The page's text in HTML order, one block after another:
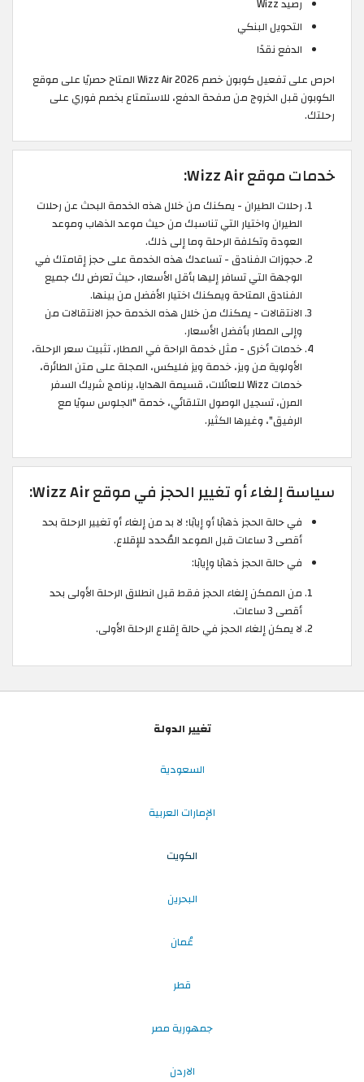
رصيد Wizz
التحويل البنكي
الدفع نقدًا
احرص على تفعيل كوبون خصم Wizz Air 2026 المتاح حصريًا على موقع
الكوبون قبل الخروج من صفحة الدفع، للاستمتاع بخصم فوري على
رحلتك.
خدمات موقع Wizz Air:
رحلات الطيران - يمكنك من خلال هذه الخدمة البحث عن رحلات
الطيران واختيار التي تناسبك من حيث موعد الذهاب وموعد
العودة وتكلفة الرحلة وما إلى ذلك.
حجوزات الفنادق - تساعدك هذه الخدمة على حجز إقامتك في
الوجهة التي تسافر إليها بأقل الأسعار، حيث تعرض لك جميع
الفنادق المتاحة ويمكنك اختيار الأفضل من بينها.
الانتقالات - يمكنك من خلال هذه الخدمة حجز الانتقالات من
وإلى المطار بأفضل الأسعار.
خدمات أخرى - مثل خدمة الراحة في المطار، تثبيت سعر الرحلة،
الأولوية من ويز، خدمة ويز فليكس، المجلة على متن الطائرة،
خدمات Wizz للعائلات، قسيمة الهدايا، برنامج شريك السفر
المرن، تسجيل الوصول التلقائي، خدمة "الجلوس سويًا مع
الرفيق"، وغيرها الكثير.
سياسة إلغاء أو تغيير الحجز في موقع Wizz Air:
في حالة الحجز ذهابًا أو إيابًا؛ لا بد من إلغاء أو تغيير الرحلة بحد
أقصى 3 ساعات قبل الموعد المُحدد للإقلاع.
في حالة الحجز ذهابًا وإيابًا:
من الممكن إلغاء الحجز فقط قبل انطلاق الرحلة الأولى بحد
أقصى 3 ساعات.
لا يمكن إلغاء الحجز في حالة إقلاع الرحلة الأولى.
تغيير الدولة
السعودية
الإمارات العربية
الكويت
البحرين
عُمان
قطر
جمهورية مصر
الاردن